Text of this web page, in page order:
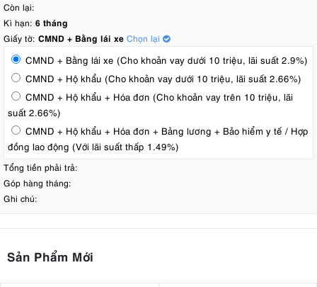
Còn lại:
Kì hạn: 6 tháng
Giấy tờ: CMND + Bằng lái xe Chọn lại
CMND + Bằng lái xe (Cho khoản vay dưới 10 triệu, lãi suất 2.9%)
CMND + Hộ khẩu (Cho khoản vay dưới 10 triệu, lãi suất 2.66%)
CMND + Hộ khẩu + Hóa đơn (Cho khoản vay trên 10 triệu, lãi
suất 2.66%)
CMND + Hộ khẩu + Hóa đơn + Bảng lương + Bảo hiểm y tế / Hợp
đồng lao động (Với lãi suất thấp 1.49%)
Tổng tiền phải trả:
Góp hàng tháng:
Ghi chú:
Sản Phẩm Mới